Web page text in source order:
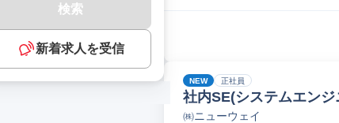
検索
新着求人を受信
NEW 正社員
社内SE(システムエンジ
㈱ニューウェイ